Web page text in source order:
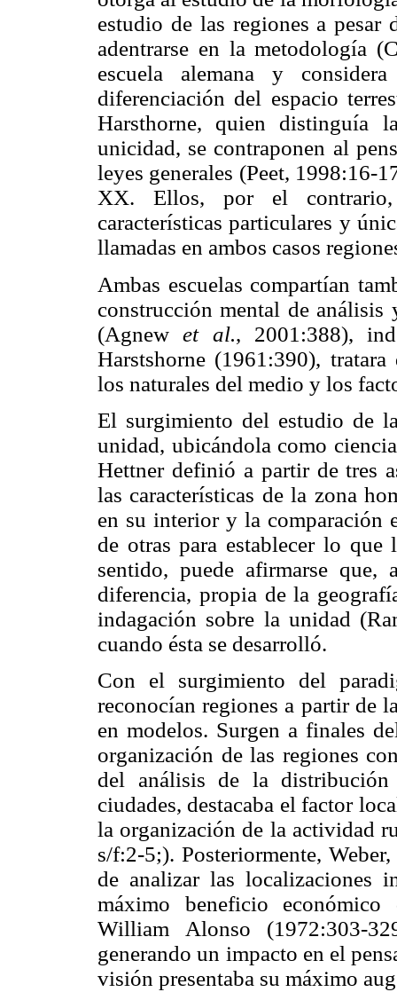
estudio de las regiones a pesar
adentrarse en la metodología
escuela alemana y
diferenciación del espacio
Harsthorne, quien distinguía
unicidad, se contraponen al
leyes generales (Peet, 1998:16-
XX. Ellos, por el contrario,
características particulares y
llamadas en ambos casos
Ambas escuelas compartían
construcción mental de análisis
(Agnewet al., 2001:388),
Harstshorne (1961:390),
los naturales del medio y los
El surgimiento del estudio de
unidad, ubicándola como
Hettner definió a partir de tres
las características de la zona
en su interior y la comparación
de otras para establecer lo
sentido, puede afirmarse
diferencia, propia de la
indagación sobre la unidad
cuando ésta se desarrolló.
Con el surgimiento del
reconocían regiones a partir de
en modelos. Surgen a finales
organización de las regiones
del análisis de la
ciudades, destacaba el factor
la organización de la actividad
s/f:2-5;). Posteriormente,
de analizar las localizaciones
máximo beneficio
William Alonso (1972:303-
generando un impacto en el
visión presentaba su máximo